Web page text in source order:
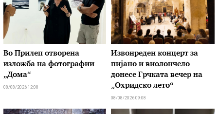
Во Прилеп отворена
изложба на фотографии
„Дома“
08/08/2026 12:08
Извонреден концерт за
пијано и виолончело
донесе Грчката вечер на
„Охридско лето“
08/08/2026 09:08